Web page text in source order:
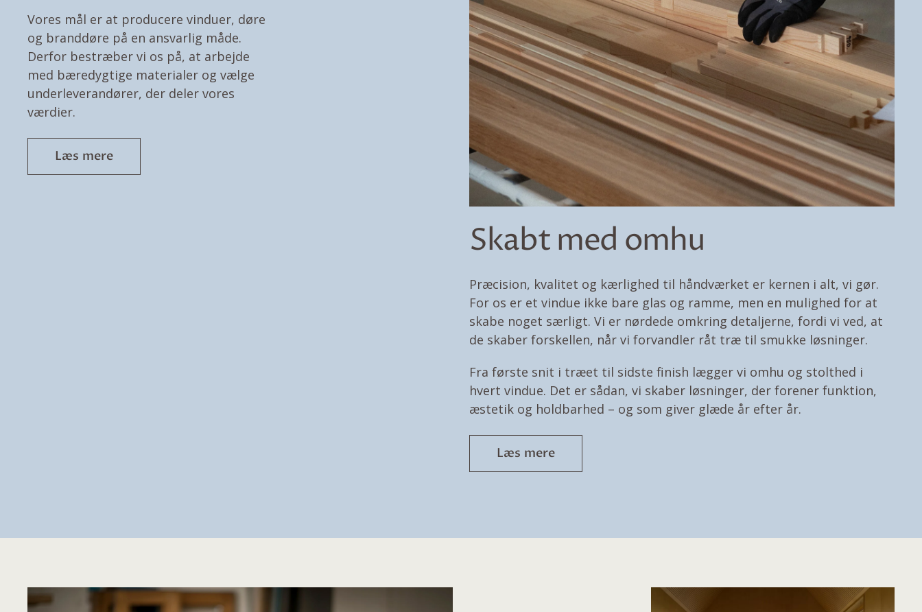
Vores mål er at producere vinduer, døre
og branddøre på en ansvarlig måde.
Derfor bestræber vi os på, at arbejde
med bæredygtige materialer og vælge
underleverandører, der deler vores
værdier.
Læs mere
Skabt med omhu
Præcision, kvalitet og kærlighed til håndværket er kernen i alt, vi gør.
For os er et vindue ikke bare glas og ramme, men en mulighed for at
skabe noget særligt. Vi er nørdede omkring detaljerne, fordi vi ved, at
de skaber forskellen, når vi forvandler råt træ til smukke løsninger.
Fra første snit i træet til sidste finish lægger vi omhu og stolthed i
hvert vindue. Det er sådan, vi skaber løsninger, der forener funktion,
æstetik og holdbarhed – og som giver glæde år efter år.
Læs mere